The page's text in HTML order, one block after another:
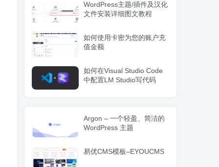
WordPress主题/插件及汉化
文件安装详细图文教程
如何使用卡密为您的账户充
值金额
如何在Visual Studio Code
中配置LM Studio写代码
Argon – 一个轻盈、简洁的
WordPress 主题
易优CMS模板–EYOUCMS